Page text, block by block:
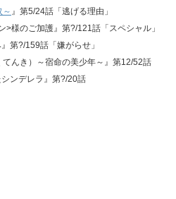
～ 』第5/24話「逃げる理由」
様のご加護』第?/121話「スペシャル」
第?/159話「嫌がらせ」
んき）～宿命の美少年～』第12/52話
ンデレラ』第?/20話